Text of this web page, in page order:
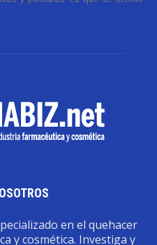
en el quehacer
y cosmética. Investiga y